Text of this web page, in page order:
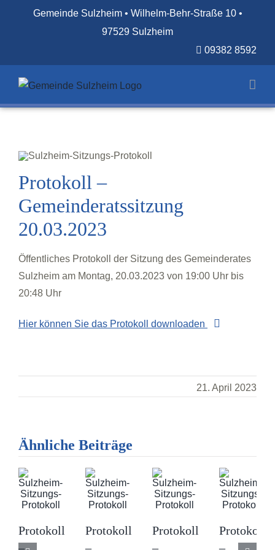
Gemeinde Sulzheim • Wilhelm-Behr-Straße 10 •
97529 Sulzheim
09382 8592
Protokoll –
Gemeinderatssitzung
20.03.2023
Öffentliches Protokoll der Sitzung des Gemeinderates
Sulzheim am Montag, 20.03.2023 von 19:00 Uhr bis
20:48 Uhr
Hier können Sie das Protokoll downloaden
21. April 2023
Ähnliche Beiträge
Protokoll
Protokoll
Protokoll
Protokoll